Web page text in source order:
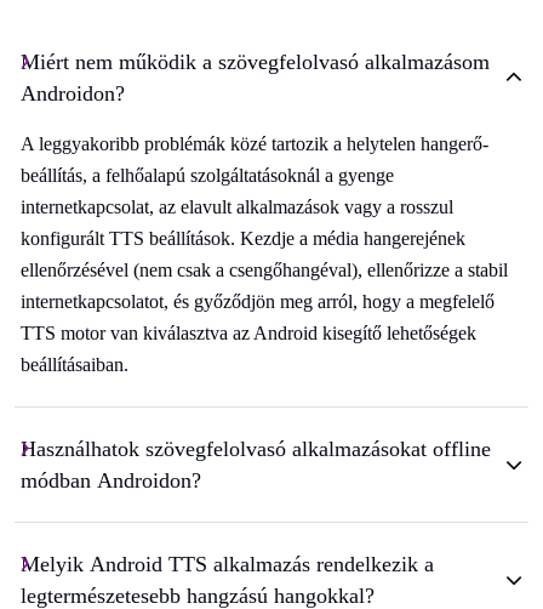
Miért nem működik a szövegfelolvasó alkalmazásom
Androidon?
A leggyakoribb problémák közé tartozik a helytelen hangerő-
beállítás, a felhőalapú szolgáltatásoknál a gyenge
internetkapcsolat, az elavult alkalmazások vagy a rosszul
konfigurált TTS beállítások. Kezdje a média hangerejének
ellenőrzésével (nem csak a csengőhangéval), ellenőrizze a stabil
internetkapcsolatot, és győződjön meg arról, hogy a megfelelő
TTS motor van kiválasztva az Android kisegítő lehetőségek
beállításaiban.
Használhatok szövegfelolvasó alkalmazásokat offline
módban Androidon?
Melyik Android TTS alkalmazás rendelkezik a
legtermészetesebb hangzású hangokkal?